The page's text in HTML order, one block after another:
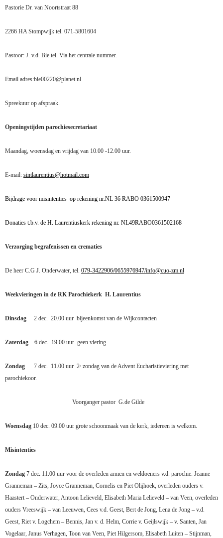
Pastorie Dr. van Noortstraat 88
2266 HA Stompwijk tel. 071-5801604
Pastoor: J. v.d. Bie tel. Via het centrale nummer.
Email adres:bie00220@planet.nl
Spreekuur op afspraak.
Openingstijden parochiesecretariaat
Maandag, woensdag en vrijdag van 10.00 -12.00 uur.
E-mail: sintlaurentius@hotmail.com
Bijdrage voor misintenties op rekening nr.NL 36 RABO 0361500947
Donaties t.b.v. de H. Laurentiuskerk rekening nr. NL49RABO0361502168
Verzorging begrafenissen en crematies
De heer C.G J. Onderwater, tel. 079-3422906/0655976947/info@cuo-zm.nl
Weekvieringen in de RK Parochiekerk H. Laurentius
Dinsdag 2 dec. 20.00 uur bijeenkomst van de Wijkcontacten
Zaterdag 6 dec. 19.00 uur geen viering
Zondag 7 dec. 11.00 uur 2e zondag van de Advent Eucharistieviering met
parochiekoor.
Voorganger pastor G.de Gilde
Woensdag 10 dec. 09.00 uur grote schoonmaak van de kerk, iedereen is welkom.
Misintenties
Zondag 7 dec. 11.00 uur voor de overleden armen en weldoeners v.d. parochie. Jeanne
Granneman – Zits, Joyce Granneman, Cornelis en Piet Olijhoek, overleden ouders v.
Haastert – Onderwater, Antoon Lelieveld, Elisabeth Maria Lelieveld – van Veen, overleden
ouders Vreeswijk – van Leeuwen, Cees v.d. Geest, Bert de Jong, Lena de Jong – v.d.
Geest, Riet v. Logchem – Bennis, Jan v. d. Helm, Corrie v. Geijlswijk – v. Santen, Jan
Vogelaar, Janus Verhagen, Toon van Veen, Piet Hilgersom, Elisabeth Luiten – Stijnman,